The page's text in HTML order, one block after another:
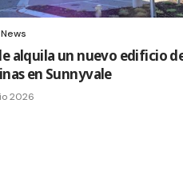
alquila un nuevo edificio
en Sunnyvale
2026